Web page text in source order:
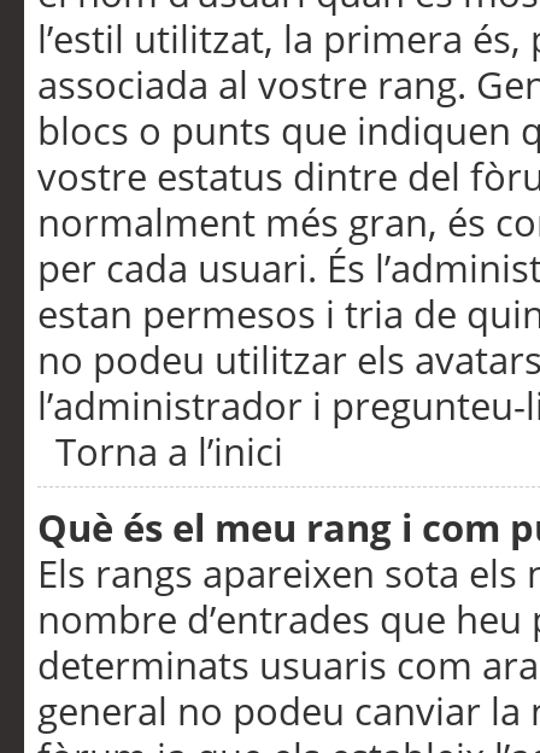
l’estil utilitzat, la primera
associada al vostre rang.
blocs o punts que indiquen
vostre estatus dintre del
normalment més gran, és
per cada usuari. És
estan permesos i tria de
no podeu utilitzar els
l’administrador i pregunteu-
Torna a l’inici
Què és el meu rang i com
Els rangs apareixen sota
nombre d’entrades que
determinats usuaris com
general no podeu canviar